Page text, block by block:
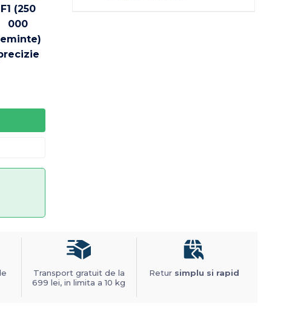
Transport gratuit de la
699 lei, in limita a 10 kg
Retur simplu si rapid